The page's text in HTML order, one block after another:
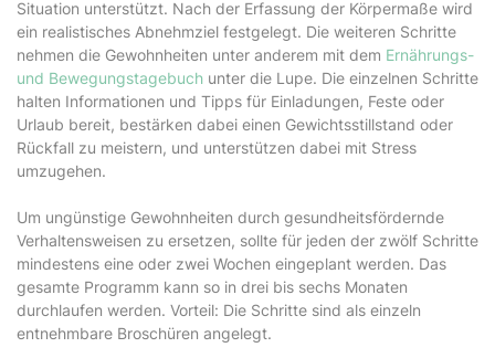
Situation unterstützt. Nach der Erfassung der Körpermaße wird
ein realistisches Abnehmziel festgelegt. Die weiteren Schritte
nehmen die Gewohnheiten unter anderem mit dem Ernährungs-
und Bewegungstagebuch unter die Lupe. Die einzelnen Schritte
halten Informationen und Tipps für Einladungen, Feste oder
Urlaub bereit, bestärken dabei einen Gewichtsstillstand oder
Rückfall zu meistern, und unterstützen dabei mit Stress
umzugehen.
Um ungünstige Gewohnheiten durch gesundheitsfördernde
Verhaltensweisen zu ersetzen, sollte für jeden der zwölf Schritte
mindestens eine oder zwei Wochen eingeplant werden. Das
gesamte Programm kann so in drei bis sechs Monaten
durchlaufen werden. Vorteil: Die Schritte sind als einzeln
entnehmbare Broschüren angelegt.